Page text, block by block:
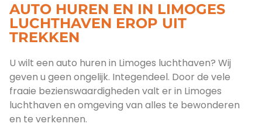
AUTO HUREN EN IN LIMOGES
LUCHTHAVEN EROP UIT
TREKKEN
U wilt een auto huren in Limoges luchthaven? Wij
geven u geen ongelijk. Integendeel. Door de vele
fraaie bezienswaardigheden valt er in Limoges
luchthaven en omgeving van alles te bewonderen
en te verkennen.